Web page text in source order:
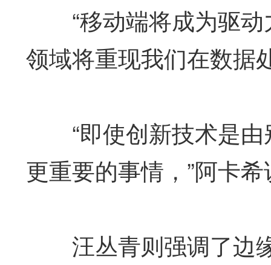
“移动端将成为驱动
领域将重现我们在数据
“即使创新技术是由
更重要的事情，”阿卡
汪丛青则强调了边缘